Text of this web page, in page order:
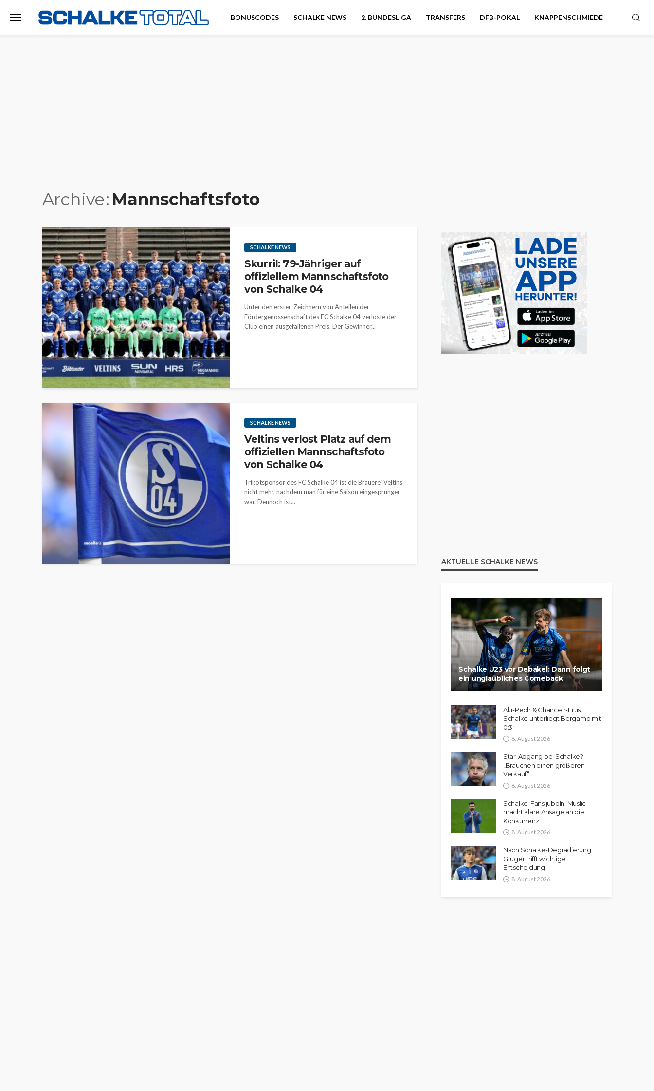
BONUSCODES SCHALKE NEWS 2. BUNDESLIGA TRANSFERS DFB-POKAL KNAPPENSCHMIEDE
Archive Mannschaftsfoto
SCHALKE NEWS
Skurril: 79-Jähriger auf
offiziellem Mannschaftsfoto
von Schalke 04
Unter den ersten Zeichnern von Anteilen der
Fördergenossenschaft des FC Schalke 04 verloste der
Club einen ausgefallenen Preis. Der Gewinner...
SCHALKE NEWS
Veltins verlost Platz auf dem
offiziellen Mannschaftsfoto
von Schalke 04
Trikotsponsor des FC Schalke 04 ist die Brauerei Veltins
nicht mehr, nachdem man für eine Saison eingesprungen
war. Dennoch ist...
AKTUELLE SCHALKE NEWS
Schalke U23 vor Debakel: Dann folgt
ein unglaubliches Comeback
Alu-Pech & Chancen-Frust:
Schalke unterliegt Bergamo mit
0:3
8. August 2026
Star-Abgang bei Schalke?
„Brauchen einen größeren
Verkauf“
8. August 2026
Schalke-Fans jubeln: Muslic
macht klare Ansage an die
Konkurrenz
8. August 2026
Nach Schalke-Degradierung:
Grüger trifft wichtige
Entscheidung
8. August 2026